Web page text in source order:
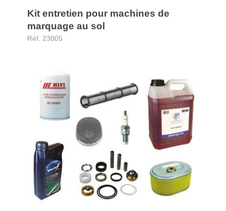
Kit entretien pour machines de
marquage au sol
Réf. 23005